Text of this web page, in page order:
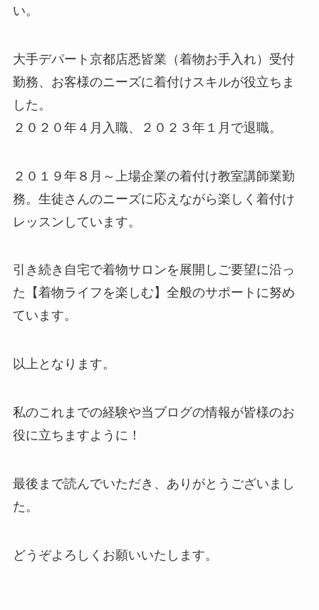
い。
大手デパート京都店悉皆業（着物お手入れ）受付
勤務、お客様のニーズに着付けスキルが役立ちま
した。
２０２０年４月入職、２０２３年１月で退職。
２０１９年８月～上場企業の着付け教室講師業勤
務。生徒さんのニーズに応えながら楽しく着付け
レッスンしています。
引き続き自宅で着物サロンを展開しご要望に沿っ
た【着物ライフを楽しむ】全般のサポートに努め
ています。
以上となります。
私のこれまでの経験や当ブログの情報が皆様のお
役に立ちますように！
最後まで読んでいただき、ありがとうございまし
た。
どうぞよろしくお願いいたします。